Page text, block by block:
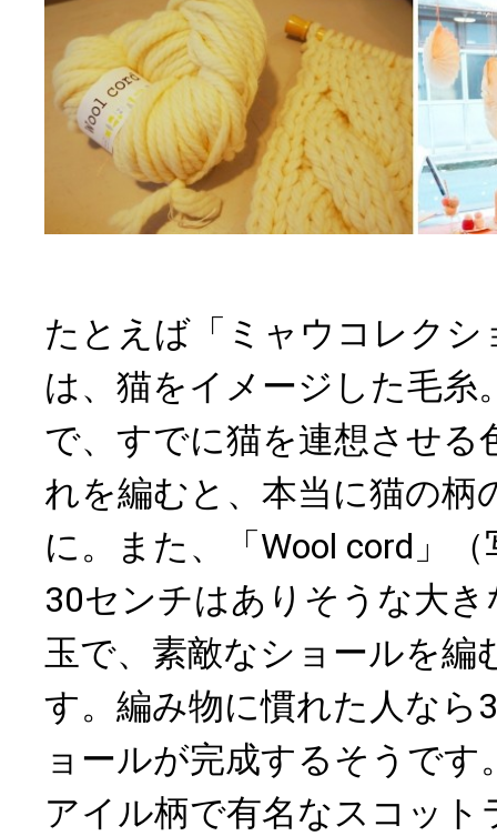
たとえば「ミャウコレクシ
は、猫をイメージした毛糸
で、すでに猫を連想させる
れを編むと、本当に猫の柄
に。また、「Wool cord」
30センチはありそうな大
玉で、素敵なショールを編
す。編み物に慣れた人なら
ョールが完成するそうで
アイル柄で有名なスコット